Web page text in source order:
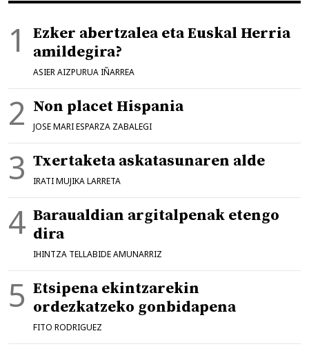
Ezker abertzalea eta Euskal Herria
amildegira?
ASIER AIZPURUA IÑARREA
Non placet Hispania
JOSE MARI ESPARZA ZABALEGI
Txertaketa askatasunaren alde
IRATI MUJIKA LARRETA
Baraualdian argitalpenak etengo
dira
IHINTZA TELLABIDE AMUNARRIZ
Etsipena ekintzarekin
ordezkatzeko gonbidapena
FITO RODRIGUEZ